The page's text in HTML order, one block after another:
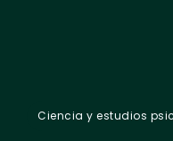
Ciencia y estudios